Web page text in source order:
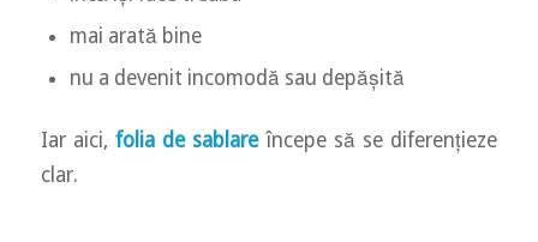
mai arată bine
nu a devenit incomodă sau depășită
Iar aici,folia de sablareîncepe să se diferențieze
clar.